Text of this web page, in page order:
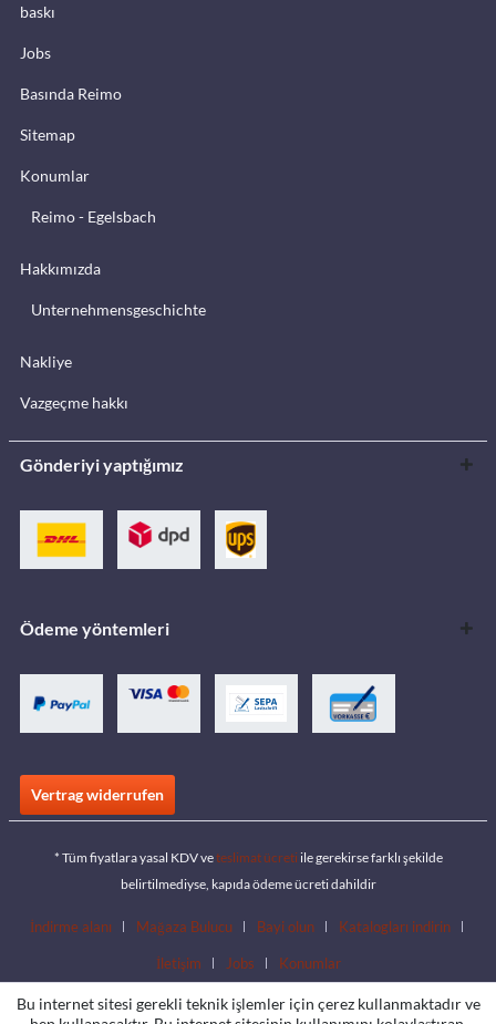
baskı
Jobs
Basında Reimo
Sitemap
Konumlar
Reimo - Egelsbach
Hakkımızda
Unternehmensgeschichte
Nakliye
Vazgeçme hakkı
Gönderiyi yaptığımız
Ödeme yöntemleri
Vertrag widerrufen
* Tüm fiyatlara yasal KDV veteslimat ücreti ile gerekirse farklı şekilde
belirtilmediyse, kapıda ödeme ücreti dahildir
İndirme alanı Mağaza Bulucu Bayi olun Katalogları indirin
İletişim Jobs Konumlar
Bu internet sitesi gerekli teknik işlemler için çerez kullanmaktadır ve